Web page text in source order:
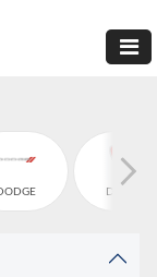
DUCATI